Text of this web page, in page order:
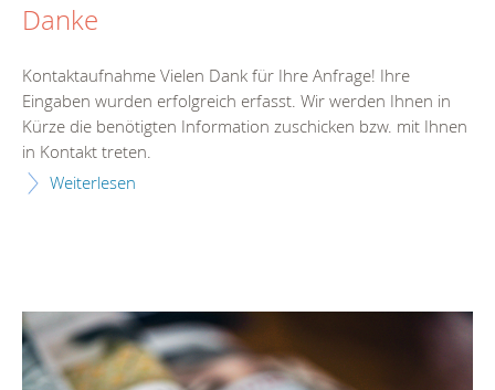
Danke
Kontaktaufnahme Vielen Dank für Ihre Anfrage! Ihre
Eingaben wurden erfolgreich erfasst. Wir werden Ihnen in
Kürze die benötigten Information zuschicken bzw. mit Ihnen
in Kontakt treten.
Weiterlesen